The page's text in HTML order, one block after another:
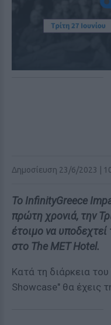
Δημοσίευση 23/6/2023 |
Το InfinityGreece
πρώτη χρονιά, την
έτοιμο να
στο The MET Hotel.
Κατά τη διάρκεια
Showcase" θα έχεις